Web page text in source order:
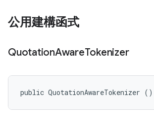
公用建構函式
QuotationAwareTokenizer
public QuotationAwareTokenizer ()